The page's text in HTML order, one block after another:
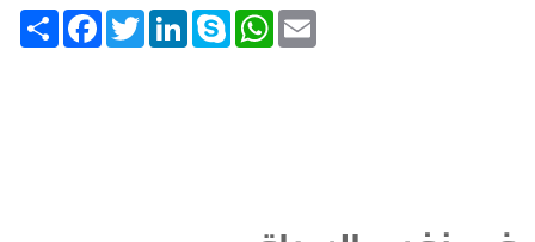
Share FacebookTwitterLinkedInSkype WhatsApp